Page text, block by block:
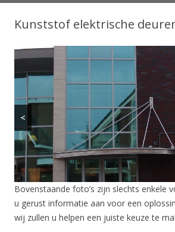
Kunststof elektrische
<
Bovenstaande foto’s zijn slechts enkele
u gerust informatie aan voor een
wij zullen u helpen een juiste keuze te